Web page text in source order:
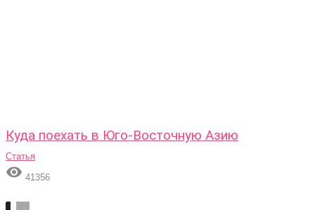
Куда поехать в Юго-Восточную Азию
Статья
 41356